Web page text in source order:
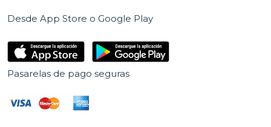
Desde App Store o Google Play
Pasarelas de pago seguras